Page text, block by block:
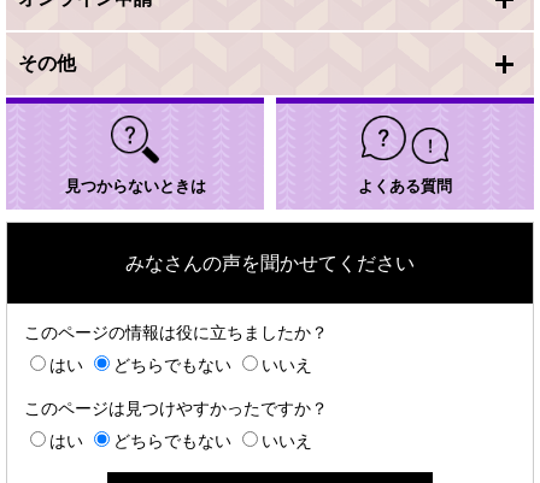
その他
見つからないときは よくある質問
みなさんの声を聞かせてください
このページの情報は役に立ちましたか？
はい
どちらでもない いいえ
このページは見つけやすかったですか？
はい
どちらでもない いいえ